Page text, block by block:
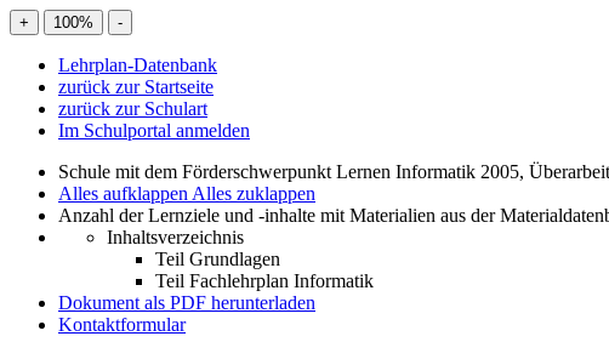
+ 100% -
Lehrplan-Datenbank
zurück zur Startseite
zurück zur Schulart
Im Schulportal anmelden
Schule mit dem Förderschwerpunkt Lernen Informatik 2005,
Alles aufklappen Alles zuklappen
Anzahl der Lernziele und -inhalte mit Materialien aus der
Inhaltsverzeichnis
Teil Grundlagen
Teil Fachlehrplan Informatik
Dokument als PDF herunterladen
Kontaktformular